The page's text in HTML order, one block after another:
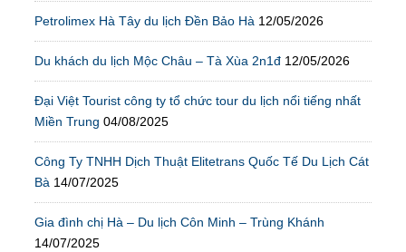
Petrolimex Hà Tây du lịch Đền Bảo Hà 12/05/2026
Du khách du lịch Mộc Châu – Tà Xùa 2n1đ 12/05/2026
Đại Việt Tourist công ty tổ chức tour du lịch nổi tiếng nhất
Miền Trung 04/08/2025
Công Ty TNHH Dịch Thuật Elitetrans Quốc Tế Du Lịch Cát
Bà 14/07/2025
Gia đình chị Hà – Du lịch Côn Minh – Trùng Khánh
14/07/2025